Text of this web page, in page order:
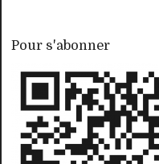
Pour s'abonner